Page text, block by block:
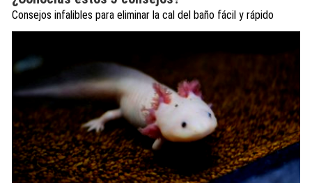
Consejos infalibles para eliminar la cal del baño fácil y rápido